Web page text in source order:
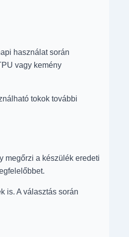
használat során
vagy kemény
tokok további
megőrzi a készülék eredeti
is. A választás során